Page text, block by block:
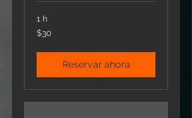
1 h
30
pesos
$30
Reservar ahora